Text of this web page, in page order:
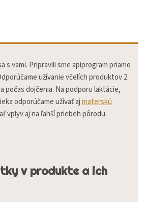
s vami. Pripravili sme apiprogram priamo
užívanie včelích produktov 2
počas dojčenia. Na podporu laktácie,
odporúčame užívať ajmaterskú
vplyv aj na ľahší priebeh pôrodu.
v produkte a ich